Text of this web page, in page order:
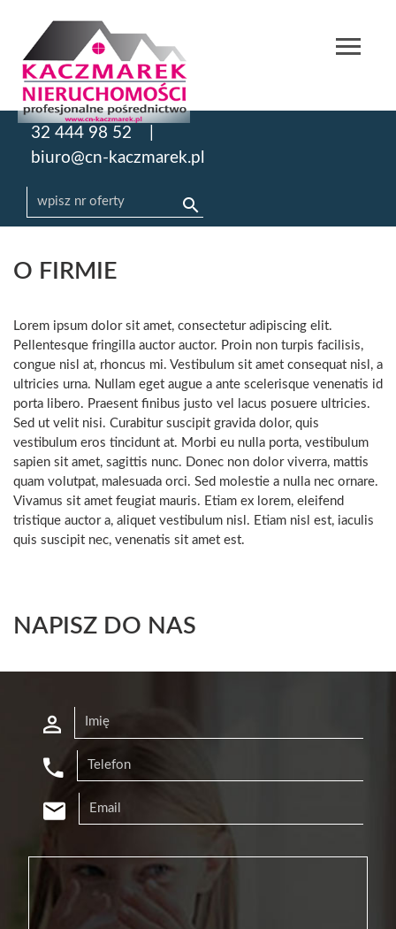
32 444 98 52
biuro@cn-kaczmarek.pl
O FIRMIE
Lorem ipsum dolor sit amet, consectetur adipiscing elit.
Pellentesque fringilla auctor auctor. Proin non turpis facilisis,
congue nisl at, rhoncus mi. Vestibulum sit amet consequat nisl, a
ultricies urna. Nullam eget augue a ante scelerisque venenatis id
porta libero. Praesent finibus justo vel lacus posuere ultricies.
Sed ut velit nisi. Curabitur suscipit gravida dolor, quis
vestibulum eros tincidunt at. Morbi eu nulla porta, vestibulum
sapien sit amet, sagittis nunc. Donec non dolor viverra, mattis
quam volutpat, malesuada orci. Sed molestie a nulla nec ornare.
Vivamus sit amet feugiat mauris. Etiam ex lorem, eleifend
tristique auctor a, aliquet vestibulum nisl. Etiam nisl est, iaculis
quis suscipit nec, venenatis sit amet est.
NAPISZ DO NAS